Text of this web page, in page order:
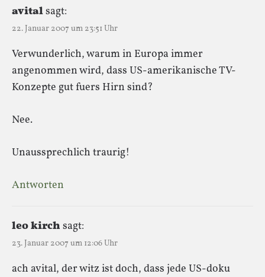
avitalsagt:
22. Januar 2007 um 23:51 Uhr
Verwunderlich, warum in Europa immer
angenommen wird, dass US-amerikanische TV-
Konzepte gut fuers Hirn sind?
Nee.
Unaussprechlich traurig!
Antworten
leo kirch sagt:
23. Januar 2007 um 12:06 Uhr
ach avital, der witz ist doch, dass jede US-doku